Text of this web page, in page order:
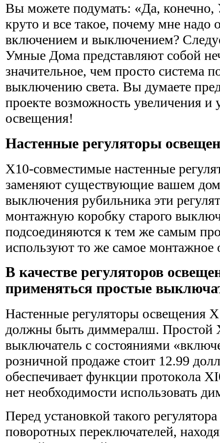
Вы можете подумать: «Да,
круто и все такое, почему мне надо
включением и выключением?
Умные Дома представляют собой
значительное, чем просто система
выключению света. Вы думаете
проекте возможность увеличения
освещения!
Настенные регуляторы
Х10-совместимые настенные
заменяют существующие вашем
выключения рубильника эти
монтажную коробку старого
подсоединяются к тем же самым
используют то же самое монтажное
В качестве регуляторов
применяться простые
Настенные регуляторы освещения
должны быть диммералш. Простой
выключатель с состояниями
розничной продаже стоит 12.99
обеспечивает функции протокола
нет необходимости использовать
Перед установкой такого
поворотных переключа­телей,